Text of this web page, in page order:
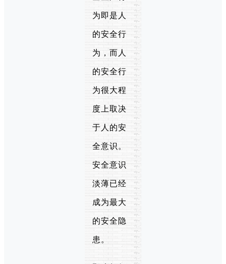
为即是人
的安全行
为，而人
的安全行
为很大程
度上取决
于人的安
全意识。
安全意识
淡薄已经
成为最大
的安全隐
患。